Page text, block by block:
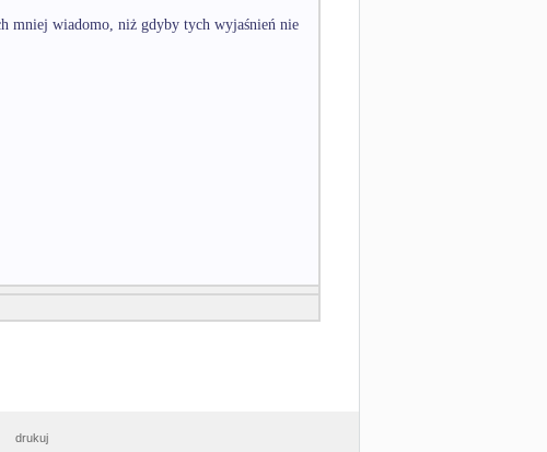
mniej wiadomo, niż gdyby tych wyjaśnień nie
drukuj